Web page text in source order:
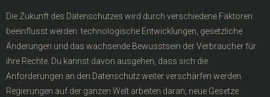
Die Zukunft des Datenschutzes wird durch verschiedene Faktoren
beeinflusst werden: technologische Entwicklungen, gesetzliche
Änderungen und das wachsende Bewusstsein der Verbraucher für
ihre Rechte. Du kannst davon ausgehen, dass sich die
Anforderungen an den Datenschutz weiter verschärfen werden.
Regierungen auf der ganzen Welt arbeiten daran, neue Gesetze